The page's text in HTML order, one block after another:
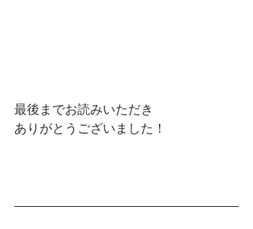
最後までお読みいただき
ありがとうございました！